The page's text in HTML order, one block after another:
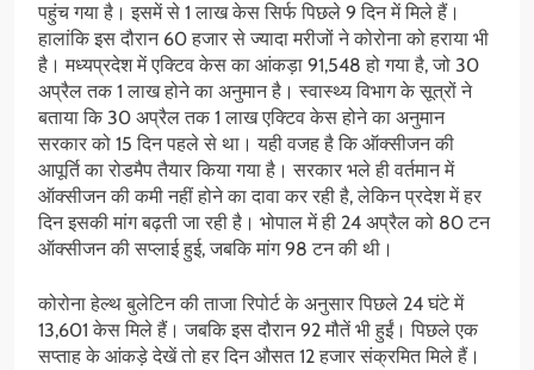
पहुंच गया है। इसमें से 1 लाख केस सिर्फ पिछले 9 दिन में मिले हैं।
हालांकि इस दौरान 60 हजार से ज्यादा मरीजों ने कोरोना को हराया भी
है। मध्यप्रदेश में एक्टिव केस का आंकड़ा 91,548 हो गया है, जो 30
अप्रैल तक 1 लाख होने का अनुमान है। स्वास्थ्य विभाग के सूत्रों ने
बताया कि 30 अप्रैल तक 1 लाख एक्टिव केस होने का अनुमान
सरकार को 15 दिन पहले से था। यही वजह है कि ऑक्सीजन की
आपूर्ति का रोडमैप तैयार किया गया है। सरकार भले ही वर्तमान में
ऑक्सीजन की कमी नहीं होने का दावा कर रही है, लेकिन प्रदेश में हर
दिन इसकी मांग बढ़ती जा रही है। भोपाल में ही 24 अप्रैल को 80 टन
ऑक्सीजन की सप्लाई हुई, जबकि मांग 98 टन की थी।
कोरोना हेल्थ बुलेटिन की ताजा रिपोर्ट के अनुसार पिछले 24 घंटे में
13,601 केस मिले हैं। जबकि इस दौरान 92 मौतें भी हुईं। पिछले एक
सप्ताह के आंकड़े देखें तो हर दिन औसत 12 हजार संक्रमित मिले हैं।